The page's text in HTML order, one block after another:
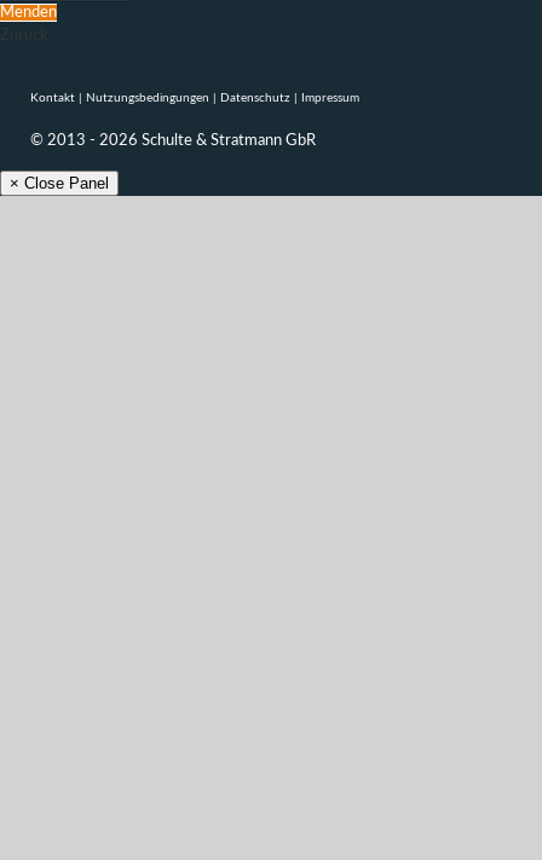
Menden
Zurück
Kontakt Nutzungsbedingungen Datenschutz Impressum
© 2013 - 2026 Schulte & Stratmann GbR
× Close Panel